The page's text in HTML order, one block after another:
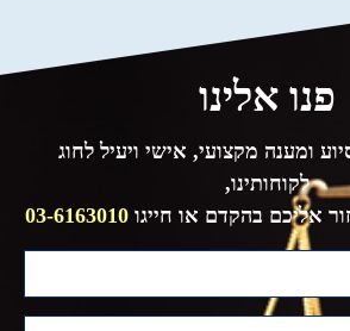
פנו אלינו
ומענה מקצועי, אישי ויעיל לחוג
לקוחותינו,
אליכם בהקדם או חייגו 03-6163010